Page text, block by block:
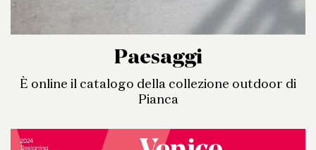
Paesaggi
È online il catalogo della collezione outdoor di
Pianca